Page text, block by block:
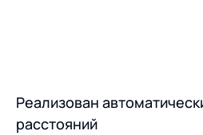
Реализован
расстояний